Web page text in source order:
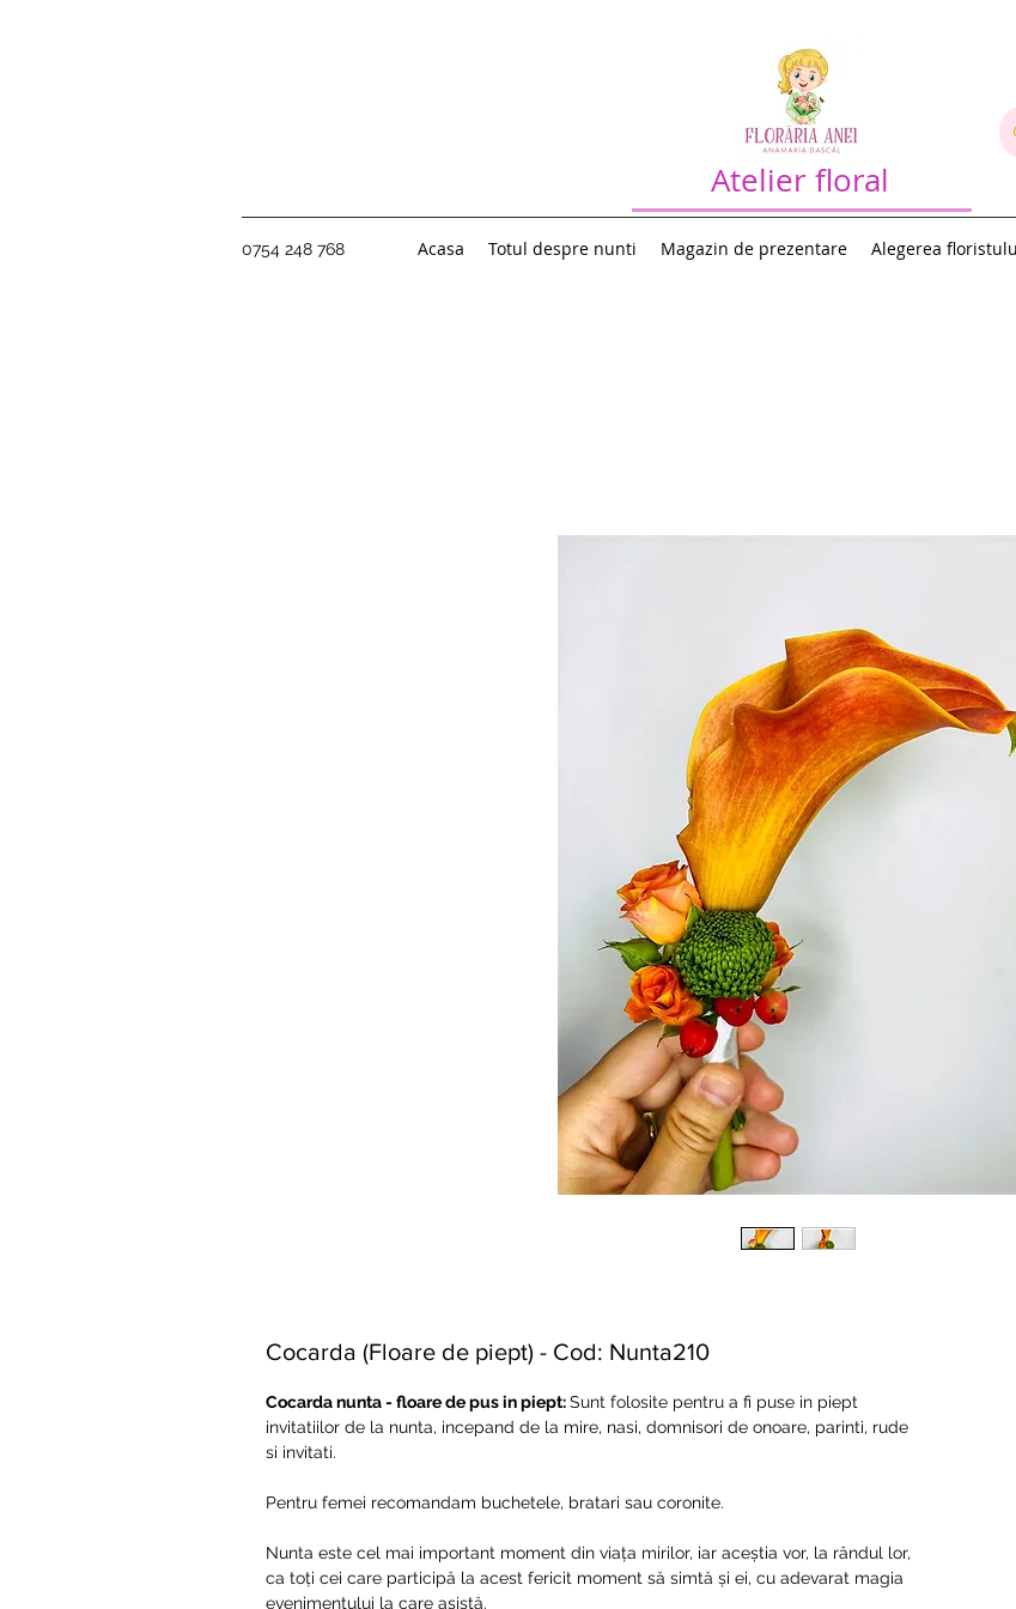
Atelier floral
0754 248 768 Acasa Totul despre nunti Magazin de prezentare Alegerea
Cocarda (Floare de piept) - Cod: Nunta210
Cocarda nunta - floare de pus in piept:Sunt folosite pentru a fi puse in piept
invitatiilor de la nunta, incepand de la mire, nasi, domnisori de onoare, parinti, rude
si invitati.
Pentru femei recomandam buchetele, bratari sau coronite.
Nunta este cel mai important moment din viața mirilor, iar aceștia vor, la rândul lor,
ca toți cei care participă la acest fericit moment să simtă și ei, cu adevarat magia
evenimentului la care asistă.